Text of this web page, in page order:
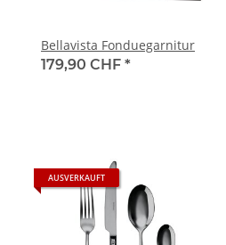
Bellavista Fonduegarnitur
179,90 CHF *
AUSVERKAUFT